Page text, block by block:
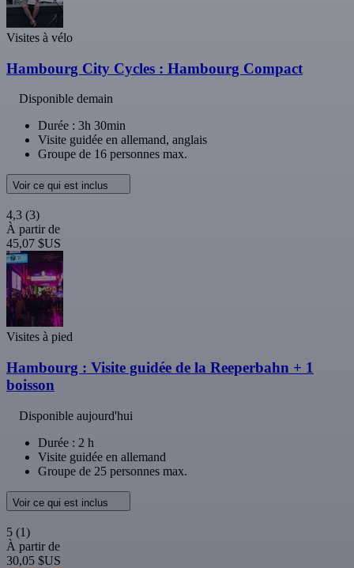
Visites à vélo
Hambourg City Cycles : Hambourg Compact
Disponible demain
Durée : 3h 30min
Visite guidée en allemand, anglais
Groupe de 16 personnes max.
Voir ce qui est inclus
4,3 (3)
À partir de
45,07 $US
Visites à pied
Hambourg : Visite guidée de la Reeperbahn + 1
boisson
Disponible aujourd'hui
Durée : 2 h
Visite guidée en allemand
Groupe de 25 personnes max.
Voir ce qui est inclus
5 (1)
À partir de
30,05 $US